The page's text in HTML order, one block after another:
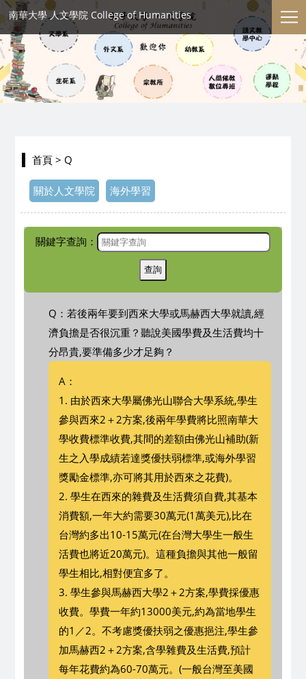
南華大學 人文學院 College of Humanities
首頁 > Q
關於人文學院 海外學習
關鍵字查詢：
Q：若後兩年要到西來大學或馬赫西大學就讀,經
濟負擔是否很沉重？聽說美國學費及生活費均十
分昂貴,要準備多少才足夠？
A：
1. 由於西來大學屬佛光山聯合大學系統,學生
參與西來2＋2方案,後兩年學費將比照南華大
學收費標準收費,其間的差額由佛光山補助(新
生之入學成績若達獎優扶弱標準,或海外學習
獎勵金標準,亦可將其用於西來之花費)。
2. 學生在西來的雜費及生活費須自費,其基本
消費額,一年大約需要30萬元(1萬美元),比在
台灣約多出10-15萬元(在台灣大學生一般生
活費也將近20萬元)。這種負擔與其他一般留
學生相比,相對便宜多了。
3. 學生參與馬赫西大學2＋2方案,學費採優惠
收費。學費一年約13000美元,約為當地學生
的1／2。不考慮獎優扶弱之優惠挹注,學生參
加馬赫西2＋2方案,含學雜費及生活費,預計
每年花費約為60-70萬元。(一般台灣至美國